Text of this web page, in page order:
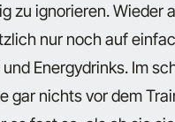
zu ignorieren. Wieder
nur noch auf
Energydrinks. Im
gar nichts vor dem